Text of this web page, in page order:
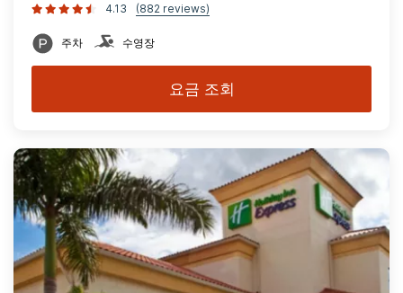
4.13
(882 reviews)
주차 수영장
요금 조회